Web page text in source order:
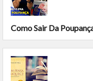
Como Sair Da